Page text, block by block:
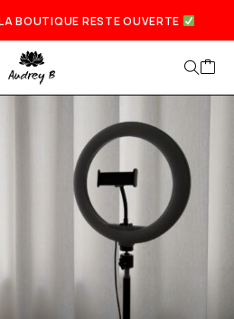
BOUTIQUE RESTE OUVERTE